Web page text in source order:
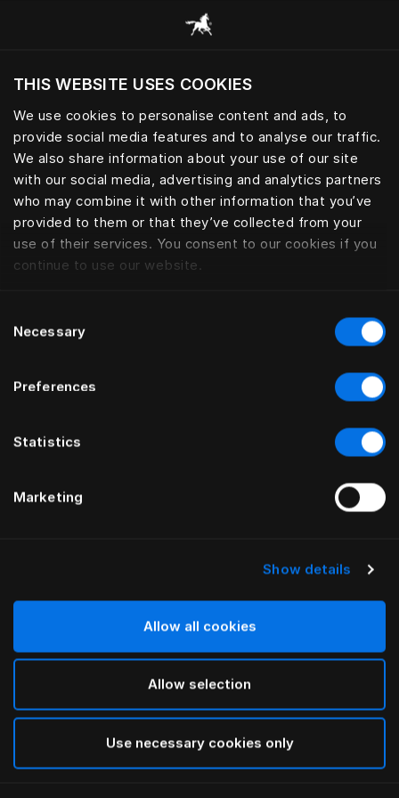
THIS WEBSITE USES COOKIES
We use cookies to personalise content and ads, to
provide social media features and to analyse our traffic.
We also share information about your use of our site
with our social media, advertising and analytics partners
who may combine it with other information that you’ve
provided to them or that they’ve collected from your
use of their services. You consent to our cookies if you
continue to use our website.
Selection
Necessary
Preferences
Statistics
Marketing
Show details
Allow all cookies
Allow selection
Use necessary cookies only
Хотите посетить веб-сайт вашего текущего
региона?
Посетить сайт
ЧЕХЛЫ ДЛЯ МАТРАСОВ
Фильтры
HÄSTENS